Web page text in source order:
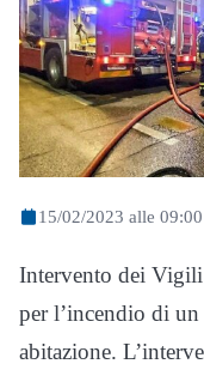
15/02/2023 alle 09:00
Intervento dei
per l’incendio di
abitazione.